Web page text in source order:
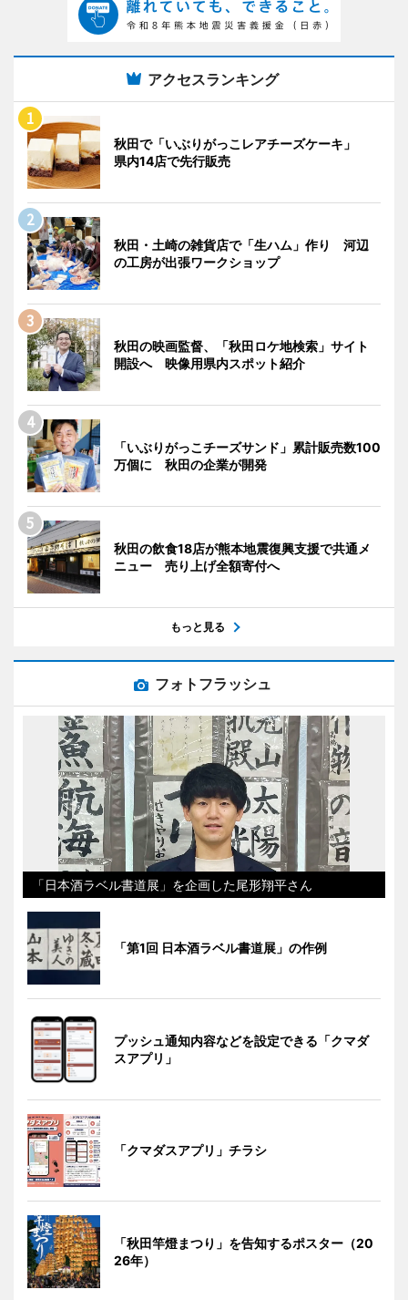
アクセスランキング
秋田で「いぶりがっこレアチーズケーキ」
県内14店で先行販売
秋田・土崎の雑貨店で「生ハム」作り 河辺
の工房が出張ワークショップ
秋田の映画監督、「秋田ロケ地検索」サイト
開設へ 映像用県内スポット紹介
「いぶりがっこチーズサンド」累計販売数100
万個に 秋田の企業が開発
秋田の飲食18店が熊本地震復興支援で共通メ
ニュー 売り上げ全額寄付へ
もっと見る
フォトフラッシュ
「日本酒ラベル書道展」を企画した尾形翔平さん
「第1回 日本酒ラベル書道展」の作例
プッシュ通知内容などを設定できる「クマダ
スアプリ」
「クマダスアプリ」チラシ
「秋田竿燈まつり」を告知するポスター（20
26年）